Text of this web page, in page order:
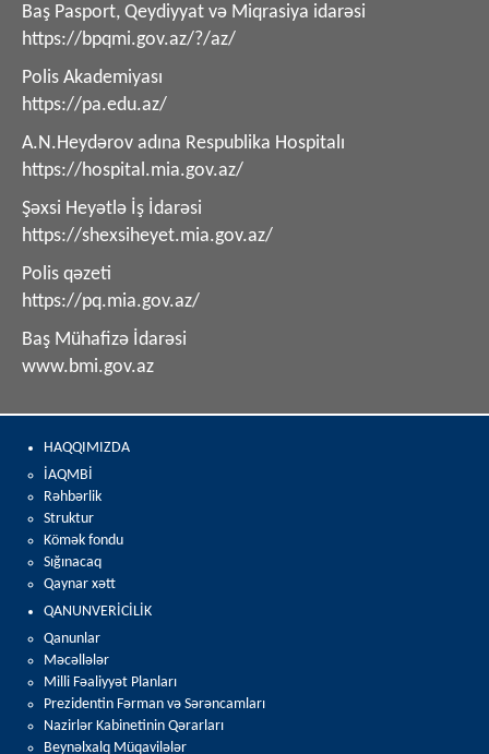
Baş Pasport, Qeydiyyat və Miqrasiya idarəsi
https://bpqmi.gov.az/?/az/
Polis Akademiyası
https://pa.edu.az/
A.N.Heydərov adına Respublika Hospitalı
https://hospital.mia.gov.az/
Şəxsi Heyətlə İş İdarəsi
https://shexsiheyet.mia.gov.az/
Polis qəzeti
https://pq.mia.gov.az/
Baş Mühafizə İdarəsi
www.bmi.gov.az
HAQQIMIZDA
İAQMBİ
Rəhbərlik
Struktur
Kömək fondu
Sığınacaq
Qaynar xətt
QANUNVERİCİLİK
Qanunlar
Məcəllələr
Milli Fəaliyyət Planları
Prezidentin Fərman və Sərəncamları
Nazirlər Kabinetinin Qərarları
Beynəlxalq Müqavilələr